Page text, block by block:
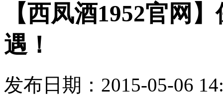
【西凤酒1952官网
遇！
发布日期：2015-05-06